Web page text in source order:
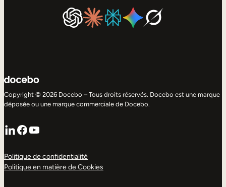
Copyright © 2026 Docebo – Tous droits réservés. Docebo est une marque
déposée ou une marque commerciale de Docebo.
LinkedIn
Facebook
YouTube
Politique de confidentialité
Politique en matière de Cookies